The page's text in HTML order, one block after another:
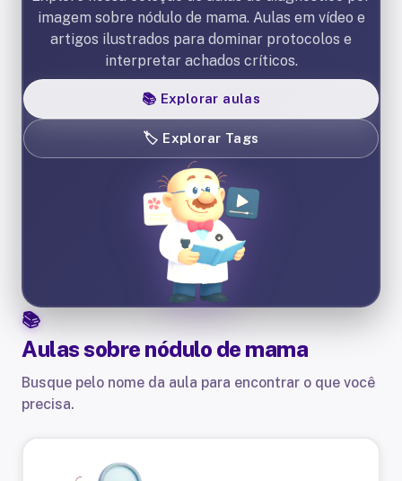
imagem sobre nódulo de mama. Aulas em vídeo e
artigos ilustrados para dominar protocolos e
interpretar achados críticos.
📚 Explorar aulas
🏷️ Explorar Tags
Aulas sobre nódulo de mama
Busque pelo nome da aula para encontrar o que você
precisa.